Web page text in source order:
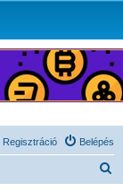
Belépés
Regisztráció